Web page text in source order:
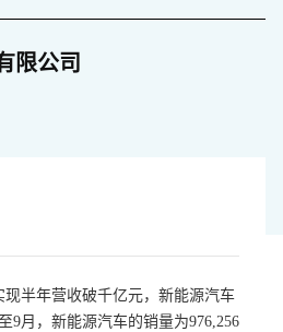
限公司
现半年营收破千亿元，新能源汽车
9月，新能源汽车的销量为976,256